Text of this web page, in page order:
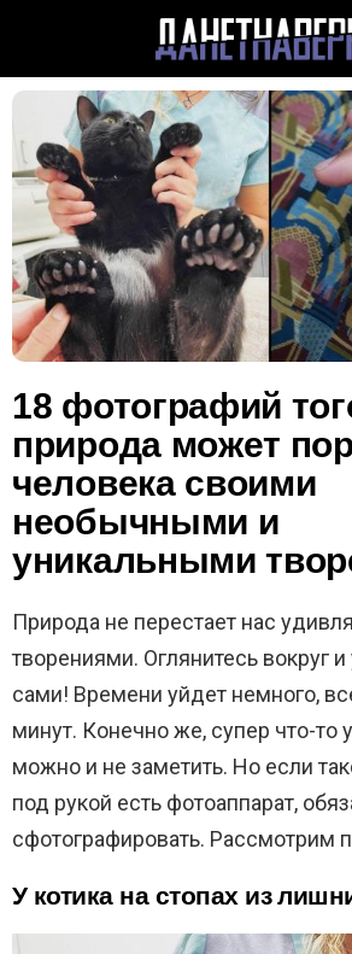
18 фотографий
природа может
человека своими
необычными и
уникальными
Природа не перестает нас
творениями. Оглянитесь вокруг
сами! Времени уйдет немного,
минут. Конечно же, супер что-то
можно и не заметить. Но если
под рукой есть фотоаппарат,
сфотографировать. Рассмотрим
У котика на стопах из